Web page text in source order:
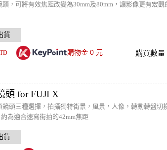
，可將有效焦距改變為30mm及80mm，讓影像更有宏觀
購物金 0元 購買數量
頭 for FUJI X
頭三種選擇，拍攝獨特街景，風景，人像，轉動轉盤切
為適合速寫街拍的42mm焦距